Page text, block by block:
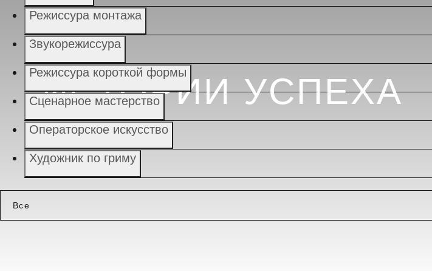
ИСТОРИИ УСПЕХА
Режиссура монтажа
Звукорежиссура
Режиссура короткой формы
Сценарное мастерство
Операторское искусство
Художник по гриму